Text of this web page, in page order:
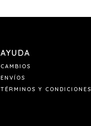
AYUDA
CAMBIOS
ENVÍOS
TÉRMINOS Y CONDICIONES